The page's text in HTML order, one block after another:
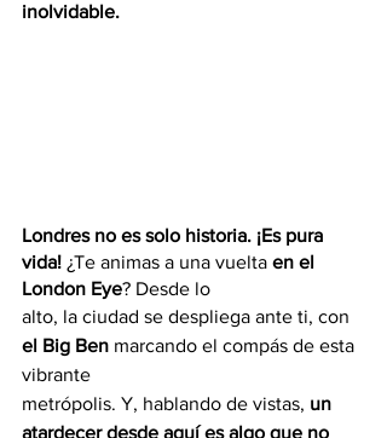
inolvidable.
Londres no es solo historia. ¡Es pura
vida! ¿Te animas a una vuelta en el
London Eye? Desde lo
alto, la ciudad se despliega ante ti, con
el Big Ben marcando el compás de esta
vibrante
metrópolis. Y, hablando de vistas, un
atardecer desde aquí es algo que no